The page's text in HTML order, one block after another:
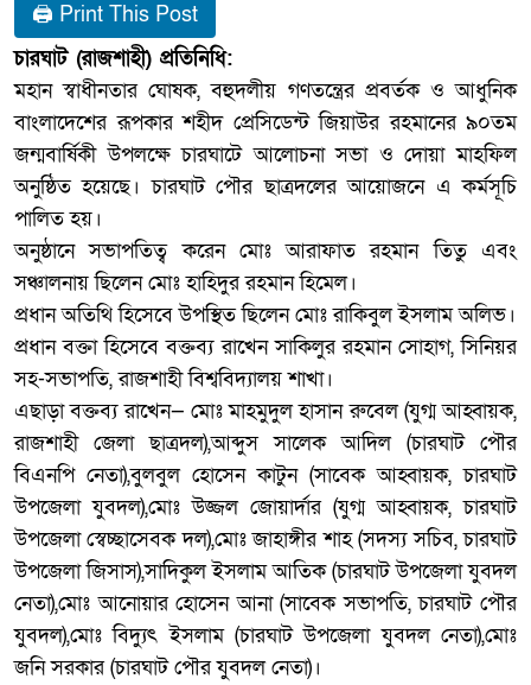
🖨 Print This Post
চারঘাট (রাজশাহী) প্রতিনিধি:
মহান স্বাধীনতার ঘোষক, বহুদলীয় গণতন্ত্রের প্রবর্তক ও আধুনিক
বাংলাদেশের রূপকার শহীদ প্রেসিডেন্ট জিয়াউর রহমানের ৯০তম
জন্মবার্ষিকী উপলক্ষে চারঘাটে আলোচনা সভা ও দোয়া মাহফিল
অনুষ্ঠিত হয়েছে। চারঘাট পৌর ছাত্রদলের আয়োজনে এ কর্মসূচি
পালিত হয়।
অনুষ্ঠানে সভাপতিত্ব করেন মোঃ আরাফাত রহমান তিতু এবং
সঞ্চালনায় ছিলেন মোঃ হাহিদুর রহমান হিমেল।
প্রধান অতিথি হিসেবে উপস্থিত ছিলেন মোঃ রাকিবুল ইসলাম অলিভ।
প্রধান বক্তা হিসেবে বক্তব্য রাখেন সাকিলুর রহমান সোহাগ, সিনিয়র
সহ-সভাপতি, রাজশাহী বিশ্ববিদ্যালয় শাখা।
এছাড়া বক্তব্য রাখেন— মোঃ মাহমুদুল হাসান রুবেল (যুগ্ম আহ্বায়ক,
রাজশাহী জেলা ছাত্রদল),আব্দুস সালেক আদিল (চারঘাট পৌর
বিএনপি নেতা),বুলবুল হোসেন কাটুন (সাবেক আহ্বায়ক, চারঘাট
উপজেলা যুবদল),মোঃ উজ্জল জোয়ার্দার (যুগ্ম আহ্বায়ক, চারঘাট
উপজেলা স্বেচ্ছাসেবক দল),মোঃ জাহাঙ্গীর শাহ (সদস্য সচিব, চারঘাট
উপজেলা জিসাস),সাদিকুল ইসলাম আতিক (চারঘাট উপজেলা যুবদল
নেতা),মোঃ আনোয়ার হোসেন আনা (সাবেক সভাপতি, চারঘাট পৌর
যুবদল),মোঃ বিদ্যুৎ ইসলাম (চারঘাট উপজেলা যুবদল নেতা),মোঃ
জনি সরকার (চারঘাট পৌর যুবদল নেতা)।